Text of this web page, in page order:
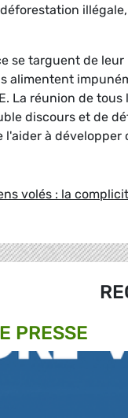
illégale,
se targuent de
alimentent
La réunion de
discours et de
à
volés : la
PRESSE